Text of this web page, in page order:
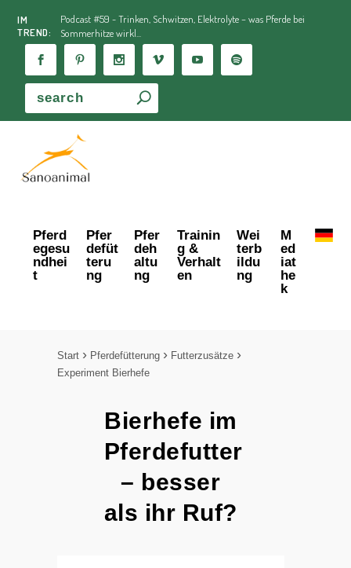
IM
TREND:
Podcast #59 - Trinken, Schwitzen, Elektrolyte – was Pferde bei
Sommerhitze wirkl...
Pferd
egesu
ndhei
t
Pfer
defüt
teru
ng
Pfer
deh
altu
ng
Trainin
g &
Verhalt
en
Wei
terb
ildu
ng
M
ed
iat
he
k
Start Pferdefütterung
Futterzusätze
Experiment Bierhefe
Bierhefe im
Pferdefutter
– besser
als ihr Ruf?